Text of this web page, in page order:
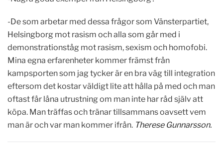
-De som arbetar med dessa frågor som Vänsterpartiet,
Helsingborg mot rasism och alla som går med i
demonstrationståg mot rasism, sexism och homofobi.
Mina egna erfarenheter kommer främst från
kampsporten som jag tycker är en bra väg till integration
eftersom det kostar väldigt lite att hålla på med och man
oftast får låna utrustning om man inte har råd själv att
köpa. Man träffas och tränar tillsammans oavsett vem
man är och var man kommer ifrån. Therese Gunnarsson.